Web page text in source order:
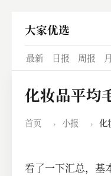
大家优选
最新 日报 周报
化妆品平均
首页 › 小报 › 化
看了一下汇总，基